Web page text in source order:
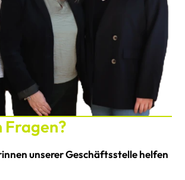
Fragen?
unserer Geschäftsstelle helfen